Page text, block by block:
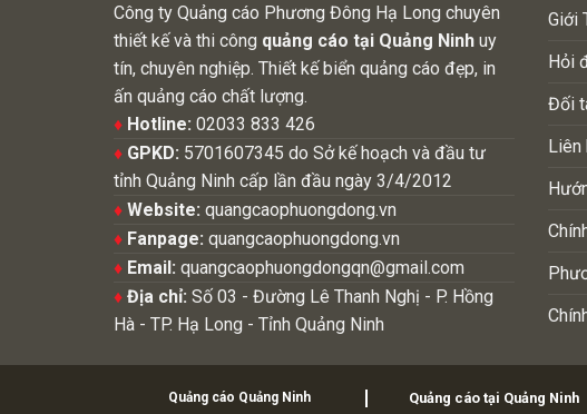
Công ty Quảng cáo Phương Đông Hạ Long chuyên
thiết kế và thi công quảng cáo tại Quảng Ninh uy
tín, chuyên nghiệp. Thiết kế biển quảng cáo đẹp, in
ấn quảng cáo chất lượng.
♦ Hotline: 02033 833 426
♦ GPKD: 5701607345 do Sở kế hoạch và đầu tư
tỉnh Quảng Ninh cấp lần đầu ngày 3/4/2012
♦ Website: quangcaophuongdong.vn
♦ Fanpage: quangcaophuongdong.vn
♦ Email: quangcaophuongdongqn@gmail.com
♦ Địa chỉ: Số 03 - Đường Lê Thanh Nghị - P. Hồng
Hà - TP. Hạ Long - Tỉnh Quảng Ninh
Giới
Hỏi
Đối
Liên
Quảng cáo Quảng Ninh Quảng cáo tại Quảng Ninh